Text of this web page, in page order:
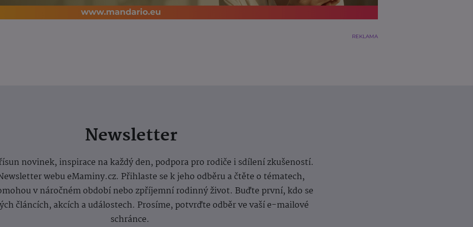
REKLAMA
Newsletter
novinek, inspirace na každý den, podpora pro rodiče i sdílení zkušeností.
webu eMaminy.cz. Přihlaste se k jeho odběru a čtěte o tématech,
v náročném období nebo zpříjemní rodinný život. Buďte první, kdo se
článcích, akcích a událostech. Prosíme, potvrďte odběr ve vaší e-mailové
schránce.